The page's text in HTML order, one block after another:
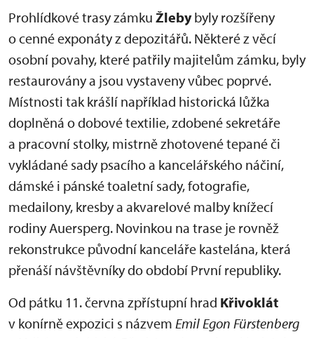
Prohlídkové trasy zámku Žlebybyly rozšířeny
o cenné exponáty z depozitářů. Některé z věcí
osobní povahy, které patřily majitelům zámku, byly
restaurovány a jsou vystaveny vůbec poprvé.
Místnosti tak krášlí například historická lůžka
doplněná o dobové textilie, zdobené sekretáře
a pracovní stolky, mistrně zhotovené tepané či
vykládané sady psacího a kancelářského náčiní,
dámské i pánské toaletní sady, fotografie,
medailony, kresby a akvarelové malby knížecí
rodiny Auersperg. Novinkou na trase je rovněž
rekonstrukce původní kanceláře kastelána, která
přenáší návštěvníky do období První republiky.
Od pátku 11. června zpřístupní hrad Křivoklát
v konírně expozici s názvem Emil Egon Fürstenberg